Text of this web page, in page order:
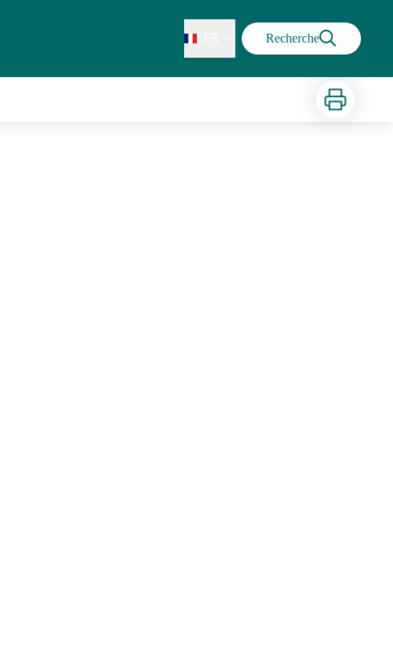
Recherche
Imprimer